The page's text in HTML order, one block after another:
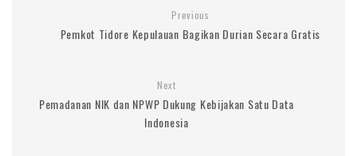
Previous
Pemkot Tidore Kepulauan Bagikan Durian Secara Gratis
Next
Pemadanan NIK dan NPWP Dukung Kebijakan Satu Data
Indonesia